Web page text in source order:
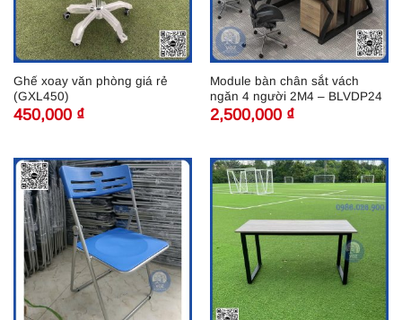
Ghế xoay văn phòng giá rẻ
(GXL450)
450,000 ₫
Module bàn chân sắt vách
ngăn 4 người 2M4 – BLVDP24
2,500,000 ₫